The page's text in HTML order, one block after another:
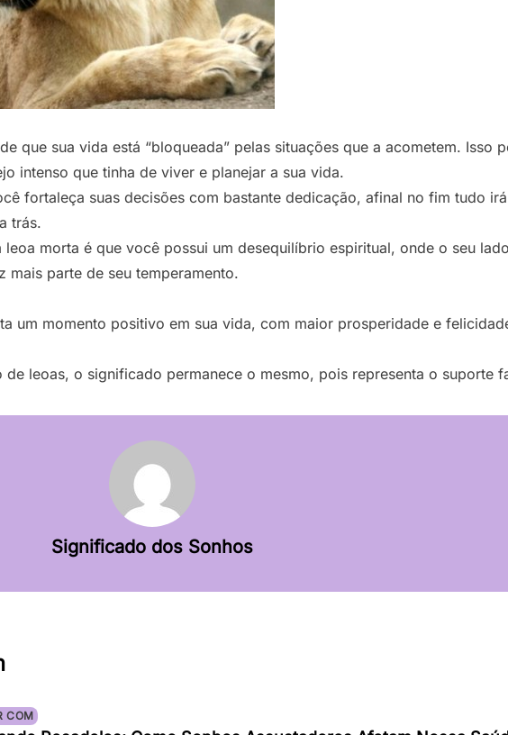
que sua vida está “bloqueada” pelas situações que a acometem. Isso
intenso que tinha de viver e planejar a sua vida.
fortaleça suas decisões com bastante dedicação, afinal no fim tudo
trás.
morta é que você possui um desequilíbrio espiritual, onde o seu lado
parte de seu temperamento.
um momento positivo em sua vida, com maior prosperidade e
leoas, o significado permanece o mesmo, pois representa o suporte
Significado dos Sonhos
COM